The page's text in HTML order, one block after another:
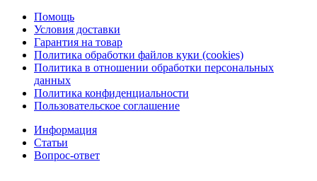
Помощь
Условия доставки
Гарантия на товар
Политика обработки файлов куки (cookies)
Политика в отношении обработки персональных
данных
Политика конфиденциальности
Пользовательское соглашение
Информация
Статьи
Вопрос-ответ